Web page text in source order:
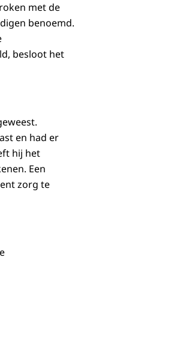
met de
benoemd.
besloot het
en had er
hij het
Een
zorg te